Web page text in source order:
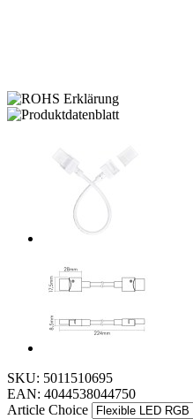
SKU: 5011510695
EAN: 4044538044750
Article Choice